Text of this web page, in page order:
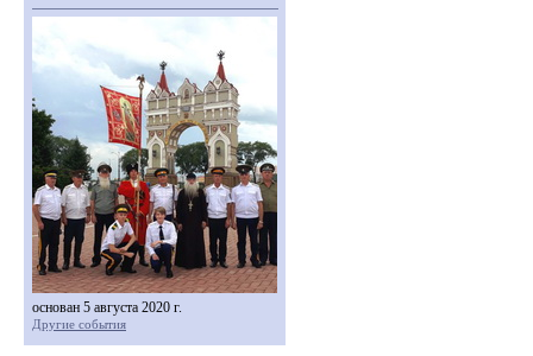
основан 5 августа 2020 г.
Другие события